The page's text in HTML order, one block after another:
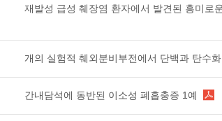
재발성 급성 췌장염 환자에서 발견된 흥미로
개의 실험적 췌외분비부전에서 단백과 탄수
간내담석에 동반된 이소성 폐흡충증 1예